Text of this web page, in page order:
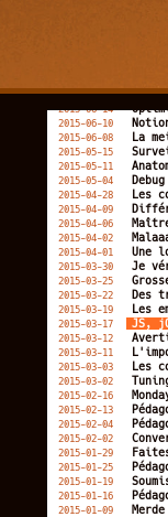
2015-06-23
2015-06-14
2015-06-10
2015-06-08 La
2015-05-15
2015-05-11
2015-05-04
2015-04-28 Les
2015-04-09
2015-04-06
2015-04-02
2015-04-01 Une
2015-03-30 Je
2015-03-25
2015-03-22 Des
2015-03-19 Les
2015-03-17 JS,
2015-03-12
2015-03-11
2015-03-03 Les
2015-03-02
2015-02-16
2015-02-13
2015-02-04
2015-02-02
2015-01-29
2015-01-25
2015-01-19
2015-01-16
2015-01-09